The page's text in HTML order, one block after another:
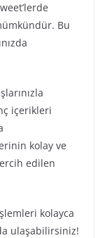
Bu
içerikleri
kolay ve
edilen
kolayca
ulaşabilirsiniz!